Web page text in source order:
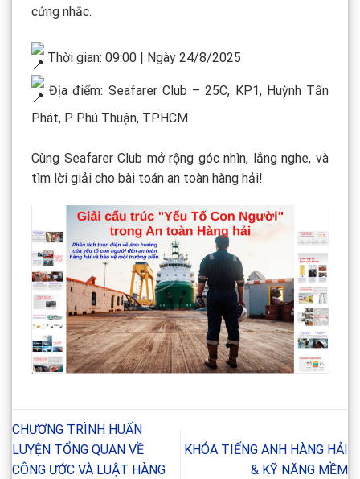
cứng nhắc.
Thời gian: 09:00 | Ngày 24/8/2025
Địa điểm: Seafarer Club – 25C, KP1, Huỳnh Tấn
Phát, P. Phú Thuận, TP.HCM
Cùng Seafarer Club mở rộng góc nhìn, lắng nghe, và
tìm lời giải cho bài toán an toàn hàng hải!
CHƯƠNG TRÌNH HUẤN
LUYỆN TỔNG QUAN VỀ
CÔNG ƯỚC VÀ LUẬT HÀNG
KHÓA TIẾNG ANH HÀNG HẢI
& KỸ NĂNG MỀM